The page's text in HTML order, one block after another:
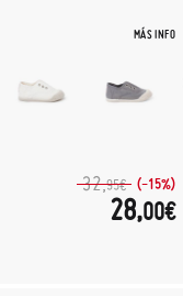
MÁS INFO
32,95€ (-15%)
28,00€